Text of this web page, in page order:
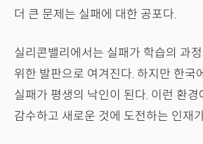
더 큰 문제는 실패에 대한 공포다.
실리콘밸리에서는 실패가 학습의 과
위한 발판으로 여겨진다. 하지만 한국
실패가 평생의 낙인이 된다. 이런 환경
감수하고 새로운 것에 도전하는 인재